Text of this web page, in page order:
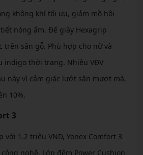
không khí tối ưu, giảm mồ hôi
nóng ẩm. Đế giày Hexagrip
trên sân gỗ. Phù hợp cho nữ và
indigo thời trang. Nhiều VĐV
này vì cảm giác lướt sân mượt mà,
10%.
3
với 1.2 triệu VND, Yonex Comfort 3
nghệ. Lớp đệm Power Cushion